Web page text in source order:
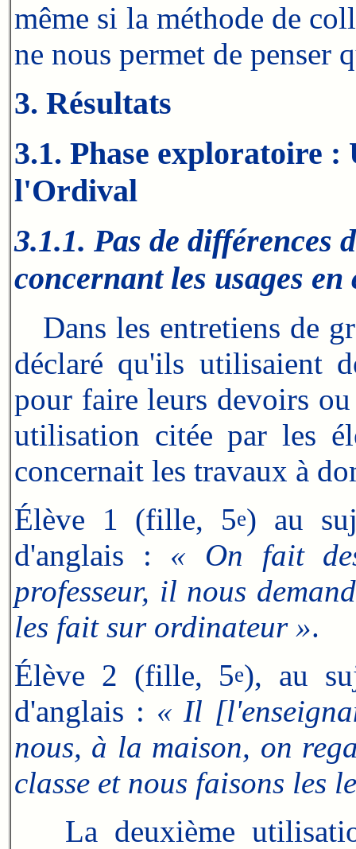
même si la méthode de
ne nous permet de penser
3. Résultats
3.1. Phase exploratoire :
l'Ordival
3.1.1. Pas de différences
concernant les usages en
Dans les entretiens de
déclaré qu'ils utilisaient
pour faire leurs devoirs
utilisation citée par les
concernait les travaux à
Élève 1 (fille, 5e) au
d'anglais : « On fait
professeur, il nous
les fait sur ordinateur ».
Élève 2 (fille, 5e), au
d'anglais : « Il
nous, à la maison, on
classe et nous faisons les
La deuxième